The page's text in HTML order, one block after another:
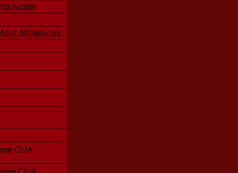
Абрамычев
США